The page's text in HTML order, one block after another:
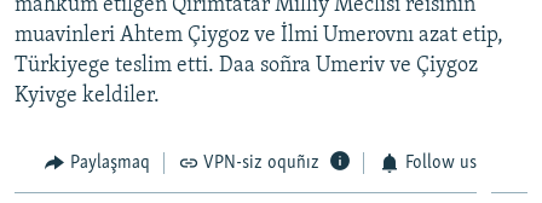
mahküm etilgen Qırımtatar Milliy Meclisi reisiniñ
muavinleri Ahtem Çiygoz ve İlmi Umerovnı azat etip,
Türkiyege teslim etti. Daa soñra Umeriv ve Çiygoz
Kyivge keldiler.
Paylaşmaq VPN-siz oquñız Follow us